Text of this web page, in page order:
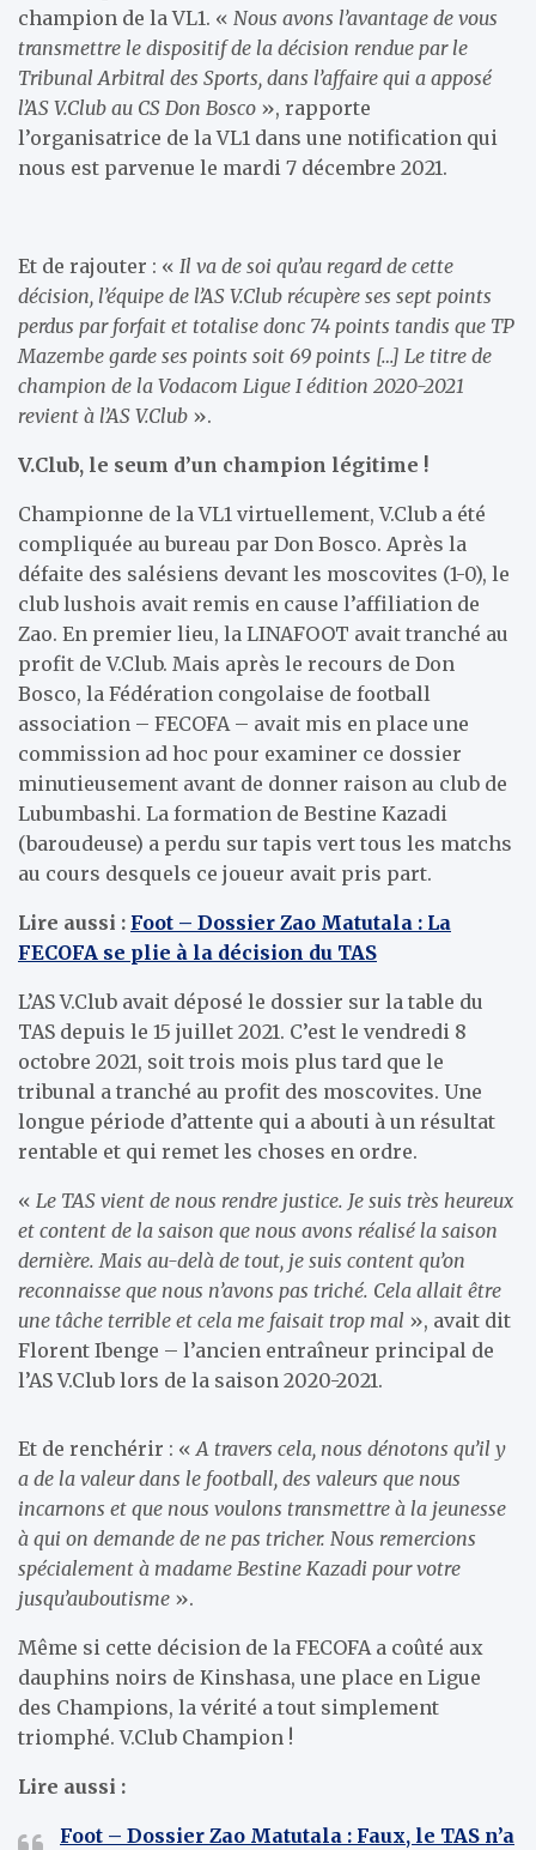
champion de la VL1. « Nous avons l’avantage de vous
transmettre le dispositif de la décision rendue par le
Tribunal Arbitral des Sports, dans l’affaire qui a apposé
l’AS V.Club au CS Don Bosco », rapporte
l’organisatrice de la VL1 dans une notification qui
nous est parvenue le mardi 7 décembre 2021.
Et de rajouter : « Il va de soi qu’au regard de cette
décision, l’équipe de l’AS V.Club récupère ses sept points
perdus par forfait et totalise donc 74 points tandis que TP
Mazembe garde ses points soit 69 points […] Le titre de
champion de la Vodacom Ligue I édition 2020-2021
revient à l’AS V.Club ».
V.Club, le seum d’un champion légitime !
Championne de la VL1 virtuellement, V.Club a été
compliquée au bureau par Don Bosco. Après la
défaite des salésiens devant les moscovites (1-0), le
club lushois avait remis en cause l’affiliation de
Zao. En premier lieu, la LINAFOOT avait tranché au
profit de V.Club. Mais après le recours de Don
Bosco, la Fédération congolaise de football
association – FECOFA – avait mis en place une
commission ad hoc pour examiner ce dossier
minutieusement avant de donner raison au club de
Lubumbashi. La formation de Bestine Kazadi
(baroudeuse) a perdu sur tapis vert tous les matchs
au cours desquels ce joueur avait pris part.
Lire aussi : Foot – Dossier Zao Matutala : La
FECOFA se plie à la décision du TAS
L’AS V.Club avait déposé le dossier sur la table du
TAS depuis le 15 juillet 2021. C’est le vendredi 8
octobre 2021, soit trois mois plus tard que le
tribunal a tranché au profit des moscovites. Une
longue période d’attente qui a abouti à un résultat
rentable et qui remet les choses en ordre.
« Le TAS vient de nous rendre justice. Je suis très heureux
et content de la saison que nous avons réalisé la saison
dernière. Mais au-delà de tout, je suis content qu’on
reconnaisse que nous n’avons pas triché. Cela allait être
une tâche terrible et cela me faisait trop mal », avait dit
Florent Ibenge – l’ancien entraîneur principal de
l’AS V.Club lors de la saison 2020-2021.
Et de renchérir : « A travers cela, nous dénotons qu’il y
a de la valeur dans le football, des valeurs que nous
incarnons et que nous voulons transmettre à la jeunesse
à qui on demande de ne pas tricher. Nous remercions
spécialement à madame Bestine Kazadi pour votre
jusqu’auboutisme ».
Même si cette décision de la FECOFA a coûté aux
dauphins noirs de Kinshasa, une place en Ligue
des Champions, la vérité a tout simplement
triomphé. V.Club Champion !
Lire aussi :
Foot – Dossier Zao Matutala : Faux, le TAS n’a